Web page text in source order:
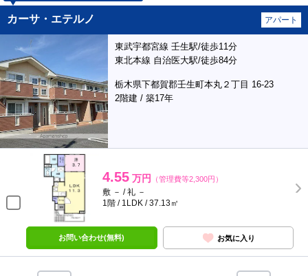
カーサ・エテルノ アパート
東武宇都宮線 壬生駅/徒歩11分
東北本線 自治医大駅/徒歩84分
栃木県下都賀郡壬生町本丸２丁目 16-23
2階建 / 築17年
4.55 万円 （管理費等2,300円）
敷 － / 礼 －
1階 / 1LDK / 37.13㎡
お問い合わせ(無料) お気に入り